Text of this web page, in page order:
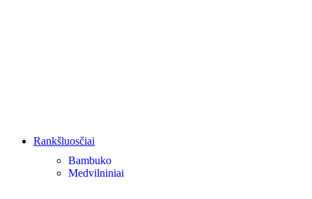
Rankšluosčiai
Bambuko
Medvilniniai